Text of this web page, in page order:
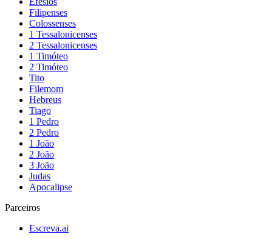
Filipenses
Colossenses
1 Tessalonicenses
2 Tessalonicenses
1 Timóteo
2 Timóteo
Tito
Filemom
Hebreus
Tiago
1 Pedro
2 Pedro
1 João
2 João
3 João
Judas
Apocalipse
Parceiros
Escreva.ai